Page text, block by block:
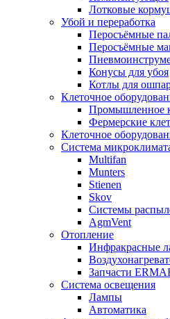
Лотковые
Убой и переработка
Перосъёмные
Перосъёмные
Конусы для убоя
Котлы для
Клеточное
Промышленное
Фермерские
Клеточное
Система
Multifan
Munters
Stienen
Skov
Системы
AgmVent
Отопление
Инфракрасные
Запчасти
Система освещения
Лампы
Автоматика